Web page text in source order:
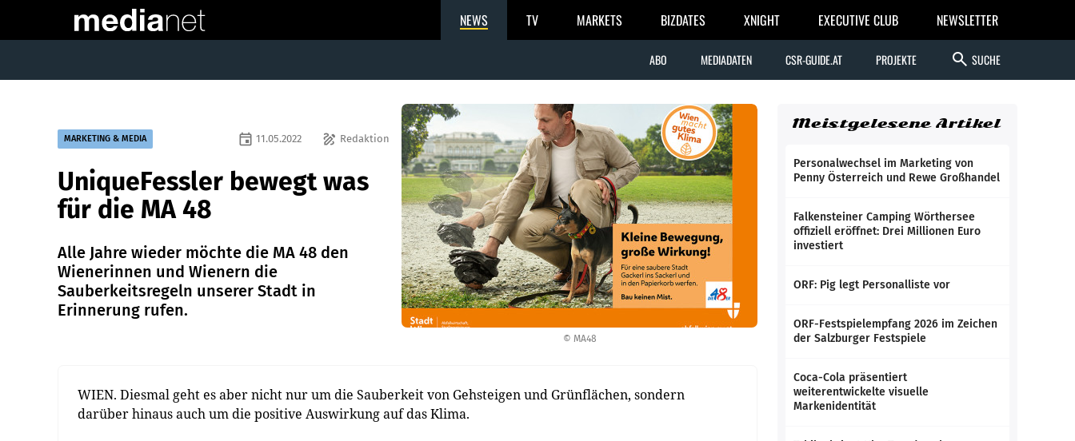
NEWS TV MARKETS BIZDATES XNIGHT EXECUTIVE CLUB NEWSLETTER
ABO MEDIADATEN CSR-GUIDE.AT PROJEKTE search SUCHE
© MA48
MARKETING & MEDIA draw Redaktion
event 11.05.2022
UniqueFessler bewegt was
für die MA 48
Alle Jahre wieder möchte die MA 48 den
Wienerinnen und Wienern die
Sauberkeitsregeln unserer Stadt in
Erinnerung rufen.
WIEN. Diesmal geht es aber nicht nur um die Sauberkeit von Gehsteigen und Grünflächen, sondern
darüber hinaus auch um die positive Auswirkung auf das Klima.
Meistgelesene Artikel
Personalwechsel im Marketing von
Penny Österreich und Rewe Großhandel
Falkensteiner Camping Wörthersee
offiziell eröffnet: Drei Millionen Euro
investiert
ORF: Pig legt Personalliste vor
ORF-Festspielempfang 2026 im Zeichen
der Salzburger Festspiele
Coca-Cola präsentiert
weiterentwickelte visuelle
Markenidentität